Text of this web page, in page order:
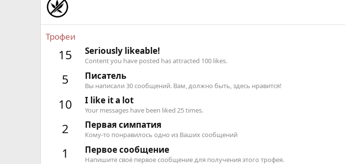
Трофеи
15 Seriously likeable!
Content you have posted has attracted 100 likes.
5 Писатель
Вы написали 30 сообщений. Вам, должно быть, здесь нравится!
10 I like it a lot
Your messages have been liked 25 times.
2 Первая симпатия
Кому-то понравилось одно из Ваших сообщений
1 Первое сообщение
Напишите своё первое сообщение для получения этого трофея.